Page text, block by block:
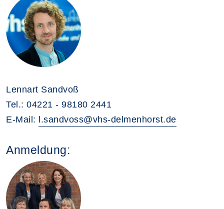
Lennart Sandvoß
Tel.: 04221 - 98180 2441
E-Mail: l.sandvoss@vhs-delmenhorst.de
Anmeldung: